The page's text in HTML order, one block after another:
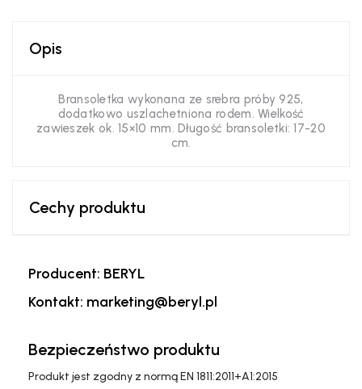
Opis
Bransoletka wykonana ze srebra próby 925,
dodatkowo uszlachetniona rodem. Wielkość
zawieszek ok. 15×10 mm. Długość bransoletki: 17-20
cm.
Cechy produktu
Producent: BERYL
Kontakt: marketing@beryl.pl
Bezpieczeństwo produktu
Produkt jest zgodny z normą EN 1811:2011+A1:2015